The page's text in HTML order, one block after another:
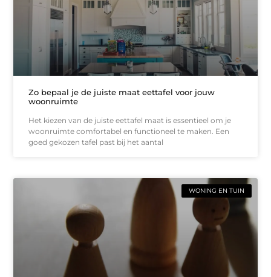
Zo bepaal je de juiste maat eettafel voor jouw
woonruimte
Het kiezen van de juiste eettafel maat is essentieel om je
woonruimte comfortabel en functioneel te maken. Een
goed gekozen tafel past bij het aantal
WONING EN TUIN